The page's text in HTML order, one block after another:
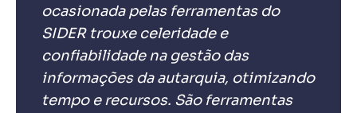
ocasionada pelas ferramentas do
SIDER trouxe celeridade e
confiabilidade na gestão das
informações da autarquia, otimizando
tempo e recursos. São ferramentas